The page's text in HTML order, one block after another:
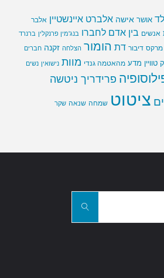
אושר אישה אלברט איינשטיין אלבר
אנשים בין אדם לחברו בנג'מין פרנקלין ברנרד
מרקס דיבור דת הומור הצלחה זקנה חברים
מדע מהאטמה גנדי מוות נישואין נשים
פרידריך ניטשה
ציטוט שמחה שנאה שקר
חפשו